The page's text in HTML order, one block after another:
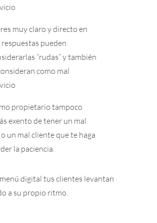
muy claro y directo en
pueden
“rudas” y también
como mal
propietario tampoco
exento de tener un mal
un mal cliente que te haga
la paciencia.
digital tus clientes levantan
a su propio ritmo.